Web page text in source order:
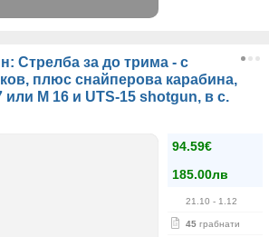
Стрелба за до трима - с
плюс снайперова карабина,
или M 16 и UTS-15 shotgun, в с.
94.59€
185.00лв
21.10 - 1.12
45 грабнати